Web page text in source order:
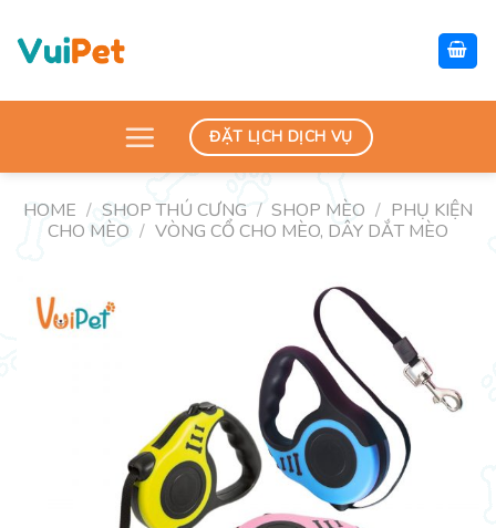
content
ĐẶT LỊCH DỊCH VỤ
HOME / SHOP THÚ CƯNG / SHOP MÈO / PHỤ KIỆN
CHO MÈO / VÒNG CỔ CHO MÈO, DÂY DẮT MÈO